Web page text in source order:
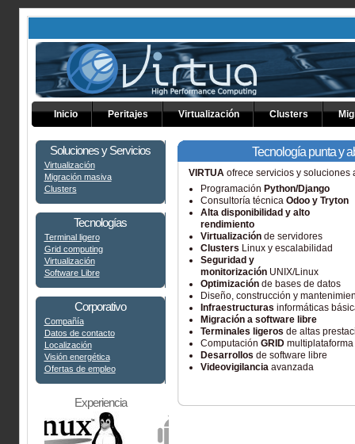
Inicio Peritajes Virtualización Clusters
Tecnología punta y
VIRTUA ofrece servicios y soluciones
Programación Python/Django
Consultoría técnicaOdoo y Tryton
Alta disponibilidad y alto
rendimiento
Virtualización de servidores
Clusters Linux y escalabilidad
Seguridad y
monitorización UNIX/Linux
Optimización de bases de datos
Diseño, construcción y
Infraestructuras informáticas
Migración a software libre
Terminales ligeros de altas
ComputaciónGRID multiplataforma
Desarrollosde software libre
Videovigilancia avanzada
Soluciones y Servicios
Virtualización
Migración masiva
Clusters
Tecnologías
Terminal ligero
Grid computing
Virtualización
Software Libre
Corporativo
Compañía
Datos de contacto
Localización
Visión energética
Ofertas de empleo
Experiencia